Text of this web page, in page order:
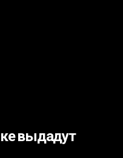
выдадут